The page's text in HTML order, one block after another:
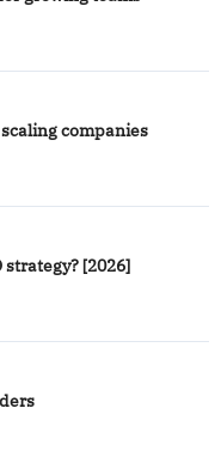
companies
[2026]